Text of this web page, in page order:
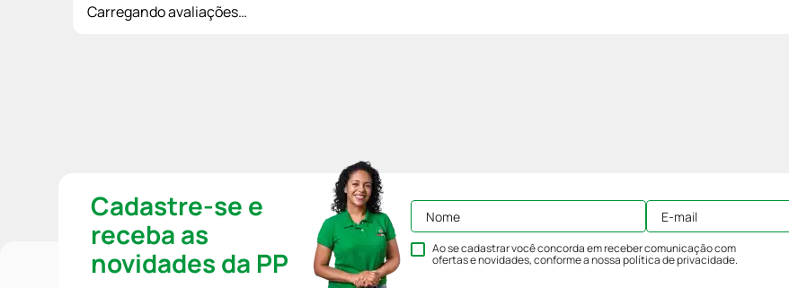
Carregando avaliações…
Cadastre-se e
receba as
novidades da PP
Ao se cadastrar você concorda em receber comunicação com
ofertas e novidades, conforme a nossapolítica de privacidade.